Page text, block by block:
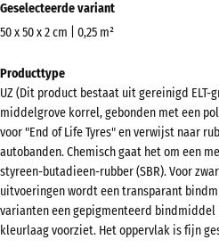
informatie
over
kleuren?
Kleurenpalet
weergeven
Antraciet(active)
Baksteenrood + € 0,50
Geselecteerde variant
50 x 50 x 2 cm | 0,25 m²
voor
verzending
540
x
540
x
20
mm
Producttype
UZ (Dit product bestaat uit gereinigd
middelgrove korrel, gebonden met een
voor "End of Life Tyres" en verwijst naar
autobanden. Chemisch gaat het om een
styreen-butadieen-rubber (SBR). Voor
uitvoeringen wordt een transparant
varianten een gepigmenteerd
kleurlaag voorziet. Het oppervlak is fijn